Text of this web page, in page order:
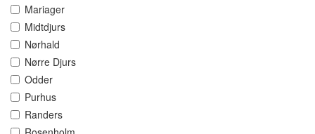
Mariager
Midtdjurs
Nørhald
Nørre Djurs
Odder
Purhus
Randers